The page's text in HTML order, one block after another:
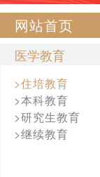
网站首页
医学教育
>住培教育
>本科教育
>研究生教育
>继续教育